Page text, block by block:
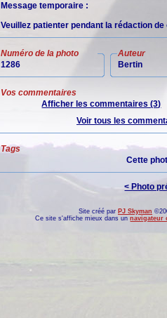
Message temporaire :
Veuillez patienter pendant la rédaction
Numéro de la photo
1286
Auteur
Bertin
Vos commentaires
Afficher les commentaires (3)
Voir tous les
Tags
Cette
< Photo
Site créé par PJ Skyman
Ce site s'affiche mieux dans unnavigateur